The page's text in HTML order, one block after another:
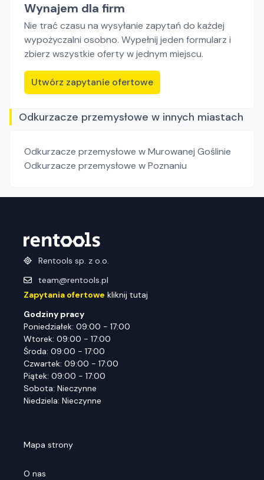
Wynajem dla firm
Nie trać czasu na wysyłanie zapytań do każdej
wypożyczalni osobno. Wypełnij jeden formularz i
zbierz wszystkie oferty w jednym miejscu.
Utwórz zapytanie ofertowe
Odkurzacze przemysłowe w innych miastach
Odkurzacze przemysłowe w Murowanej Goślinie
Odkurzacze przemysłowe w Poznaniu
Rentools sp. z o.o.
team@rentools.pl
Zapytania ofertowe kliknij tutaj
Godziny pracy
Poniedziałek: 09:00 - 17:00
Wtorek: 09:00 - 17:00
Środa: 09:00 - 17:00
Czwartek: 09:00 - 17:00
Piątek: 09:00 - 17:00
Sobota: Nieczynne
Niedziela: Nieczynne
Mapa strony
O nas